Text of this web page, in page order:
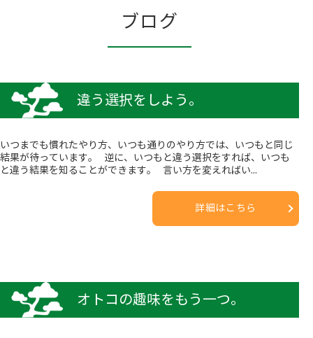
ブログ
違う選択をしよう。
いつまでも慣れたやり方、いつも通りのやり方では、いつもと同じ
結果が待っています。 逆に、いつもと違う選択をすれば、いつも
と違う結果を知ることができます。 言い方を変えればい...
詳細はこちら
オトコの趣味をもう一つ。